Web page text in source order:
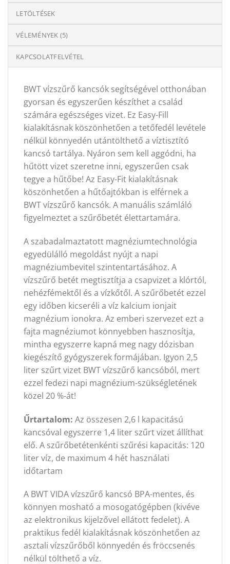
LETÖLTÉSEK
VÉLEMÉNYEK (5)
KAPCSOLATFELVÉTEL
BWT vízszűrő kancsók segítségével otthonában
gyorsan és egyszerűen készíthet a család
számára egészséges vizet. Ez Easy-Fill
kialakításnak köszönhetően a tetőfedél levétele
nélkül könnyedén utántölthető a víztisztító
kancsó tartálya. Nyáron sem kell aggódni, ha
hűtött vizet szeretne inni, egyszerűen csak
tegye a hűtőbe! Az Easy-Fit kialakításnak
köszönhetően a hűtőajtókban is elférnek a
BWT vízszűrő kancsók. A manuális számláló
figyelmeztet a szűrőbetét élettartamára.
A szabadalmaztatott magnéziumtechnológia
egyedülálló megoldást nyújt a napi
magnéziumbevitel szintentartásához. A
vízszűrő betét megtisztítja a csapvizet a klórtól,
nehézfémektől és a vízkőtől. A szűrőbetét ezzel
egy időben kicseréli a víz kalcium ionjait
magnézium ionokra. Az emberi szervezet ezt a
fajta magnéziumot könnyebben hasznosítja,
mintha egyszerre kapná meg nagy dózisban
kiegészítő gyógyszerek formájában. Igyon 2,5
liter szűrt vizet BWT vízszűrő kancsóból, mert
ezzel fedezi napi magnézium-szükségletének
közel 20 %-át!
Űrtartalom: Az összesen 2,6 l kapacitású
kancsóval egyszerre 1,4 liter szűrt vizet állíthat
elő. A szűrőbetétenkénti szűrési kapacitás: 120
liter víz, de maximum 4 hét használati
időtartam
A BWT VIDA vízszűrő kancsó BPA-mentes, és
könnyen mosható a mosogatógépben (kivéve
az elektronikus kijelzővel ellátott fedelet). A
praktikus fedél kialakításnak köszönhetően az
asztali vízszűrőből könnyedén és fröccsenés
nélkül tölthető a víz.